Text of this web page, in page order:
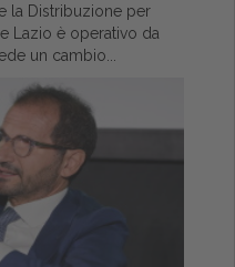
la Distribuzione per
Lazio è operativo da
un cambio...